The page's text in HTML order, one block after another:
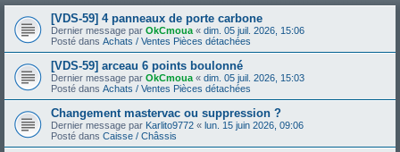
[VDS-59] 4 panneaux de porte carbone
Dernier message par OkCmoua « dim. 05 juil. 2026, 15:06
Posté dans Achats / Ventes Pièces détachées
[VDS-59] arceau 6 points boulonné
Dernier message par OkCmoua « dim. 05 juil. 2026, 15:03
Posté dans Achats / Ventes Pièces détachées
Changement mastervac ou suppression ?
Dernier message par Karlito9772 « lun. 15 juin 2026, 09:06
Posté dans Caisse / Châssis